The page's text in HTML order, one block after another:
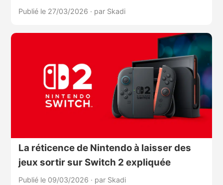
Publié le 27/03/2026 · par Skadi
La réticence de Nintendo à laisser des
jeux sortir sur Switch 2 expliquée
Publié le 09/03/2026 · par Skadi